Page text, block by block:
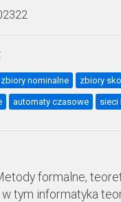
:
zbiory nominalne zbiory
automaty czasowe sieci
formalne,
tym informatyka